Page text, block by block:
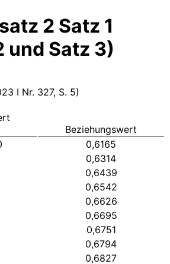
2 Satz 1
und Satz 3)
I Nr. 327, S. 5)
Beziehungswert
0,6165
0,6314
0,6439
0,6542
0,6626
0,6695
0,6751
0,6794
0,6827